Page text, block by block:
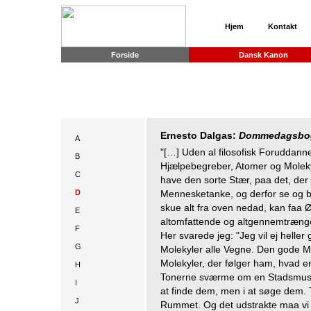
Hjem Kontakt
Forside Dansk Kanon
A
B
C
D
E
F
G
H
I
J
Ernesto Dalgas:
"[…] Uden al filosofisk
Hjælpebegreber, Atomer og
have den sorte Stær, paa det,
Mennesketanke, og derfor se og
skue alt fra oven nedad, kan faa
altomfattende og
Her svarede jeg: "Jeg vil ej heller
Molekyler alle Vegne. Den gode
Molekyler, der følger ham, hvad
Tonerne sværme om en
at finde dem, men i at søge
Rummet. Og det udstrakte maa